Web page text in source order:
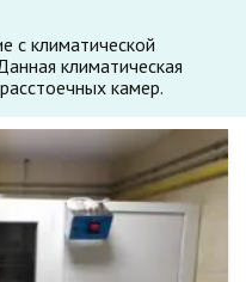
с климатической
климатическая
камер.